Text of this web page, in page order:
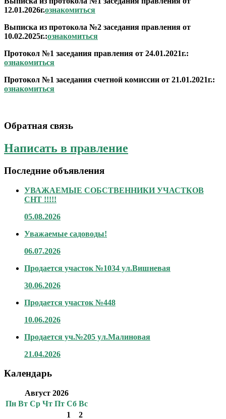
12.01.2026г.ознакомиться
Выписка из протокола №2 заседания правления от
10.02.2025г.:ознакомиться
Протокол №1 заседания правления от 24.01.2021г.:
ознакомиться
Протокол №1 заседания счетной комиссии от 21.01.2021г.:
ознакомиться
Обратная связь
Написать в правление
Последние объявления
УВАЖАЕМЫЕ СОБСТВЕННИКИ УЧАСТКОВ
СНТ !!!!!
05.08.2026
Уважаемые садоводы!
06.07.2026
Продается участок №1034 ул.Вишневая
30.06.2026
Продается участок №448
10.06.2026
Продается уч.№205 ул.Малиновая
21.04.2026
Календарь
Август 2026
Пн Вт Ср Чт Пт Сб Вс
1
2